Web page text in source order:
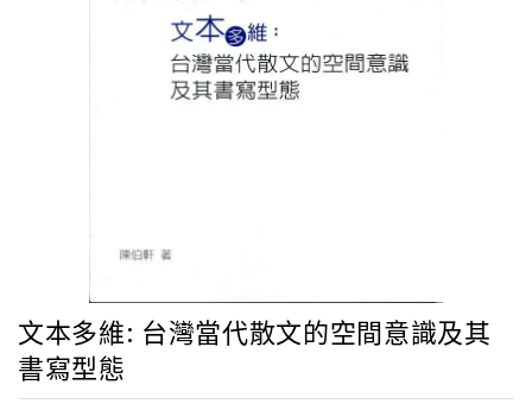
文本多維: 台灣當代散文的空間意識及其
書寫型態